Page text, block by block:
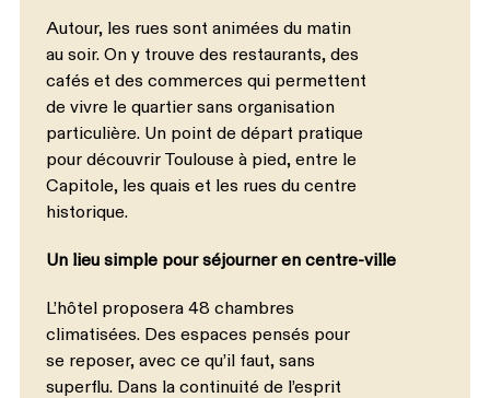
Autour, les rues sont animées du matin
au soir. On y trouve des restaurants, des
cafés et des commerces qui permettent
de vivre le quartier sans organisation
particulière. Un point de départ pratique
pour découvrir Toulouse à pied, entre le
Capitole, les quais et les rues du centre
historique.
Un lieu simple pour séjourner en centre-ville
L’hôtel proposera 48 chambres
climatisées. Des espaces pensés pour
se reposer, avec ce qu’il faut, sans
superflu. Dans la continuité de l’esprit